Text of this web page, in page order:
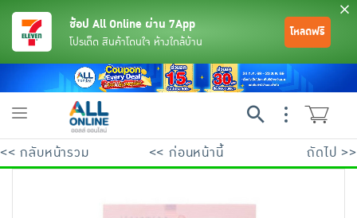
ช้อป All Online ผ่าน 7App
โปรเด็ด สินค้าโดนใจ ห้างใกล้บ้าน
โหลดฟรี
Toggle
<< กลับหน้ารวม << ก่อนหน้านี้ ถัดไป >>